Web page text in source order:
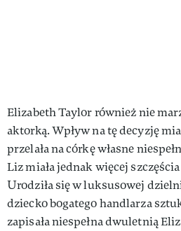
Elizabeth Taylor również nie
aktorką. Wpływ na tę decyzję
przelała na córkę własne
Liz miała jednak więcej
Urodziła się w luksusowej
dziecko bogatego handlarza
zapisała niespełna dwuletnią